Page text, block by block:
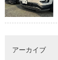
アーカイブ